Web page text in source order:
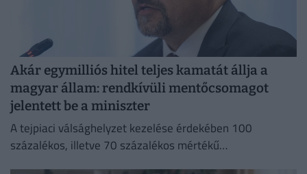
Akár egymilliós hitel teljes kamatát állja a
magyar állam: rendkívüli mentőcsomagot
jelentett be a miniszter
A tejpiaci válsághelyzet kezelése érdekében 100
százalékos, illetve 70 százalékos mértékű